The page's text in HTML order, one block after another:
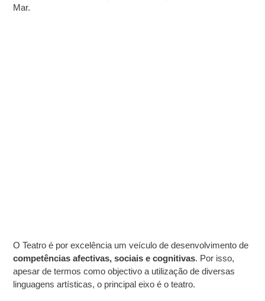
Mar.
O Teatro é por excelência um veículo de desenvolvimento de
competências afectivas, sociais e cognitivas. Por isso,
apesar de termos como objectivo a utilização de diversas
linguagens artísticas, o principal eixo é o teatro.